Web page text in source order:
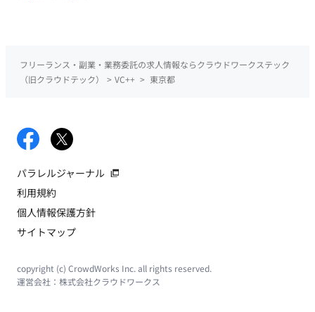
フリーランス・副業・業務委託の求人情報ならクラウドワークステック
（旧クラウドテック）
> VC++ > 東京都
パラレルジャーナル
利用規約
個人情報保護方針
サイトマップ
copyright (c) CrowdWorks Inc. all rights reserved.
運営会社： 株式会社クラウドワークス